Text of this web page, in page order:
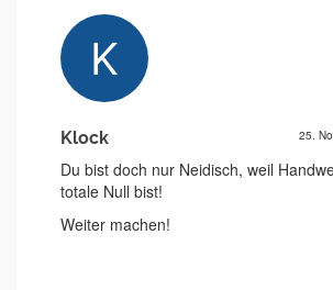
Klock 25.
Du bist doch nur Neidisch, weil
totale Null bist!
Weiter machen!